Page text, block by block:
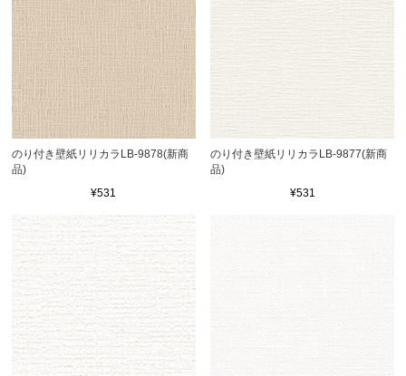
のり付き壁紙リリカラLB-9878(新商
品)
¥531
のり付き壁紙リリカラLB-9877(新商
品)
¥531